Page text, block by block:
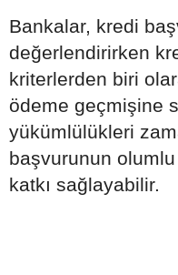
Bankalar, kredi
değerlendirirken
kriterlerden biri
ödeme geçmişine
yükümlülükleri
başvurunun
katkı sağlayabilir.